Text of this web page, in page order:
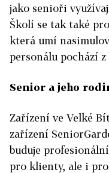
jako senioři
Školí se tak také
která umí
personálu pochází
Senior a jeho
Zařízení ve Velké
zařízení
buduje
pro klienty, ale i